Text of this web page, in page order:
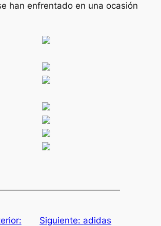
han enfrentado en una ocasión
Siguiente: adidas